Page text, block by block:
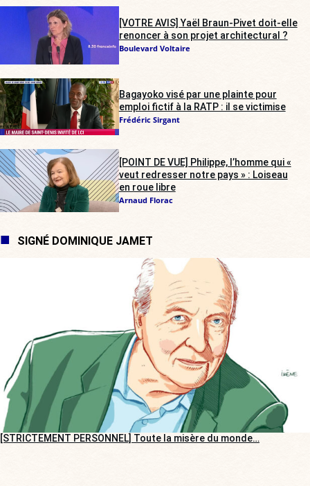
[VOTRE AVIS] Yaël Braun-Pivet doit-elle
renoncer à son projet architectural ?
Boulevard Voltaire
Bagayoko visé par une plainte pour
emploi fictif à la RATP : il se victimise
Frédéric Sirgant
[POINT DE VUE] Philippe, l’homme qui «
veut redresser notre pays » : Loiseau
en roue libre
Arnaud Florac
SIGNÉ DOMINIQUE JAMET
[STRICTEMENT PERSONNEL] Toute la misère du monde…